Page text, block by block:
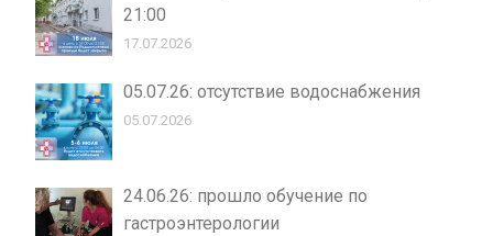
21:00
17.07.2026
05.07.26: отсутствие водоснабжения
05.07.2026
24.06.26: прошло обучение по
гастроэнтерологии